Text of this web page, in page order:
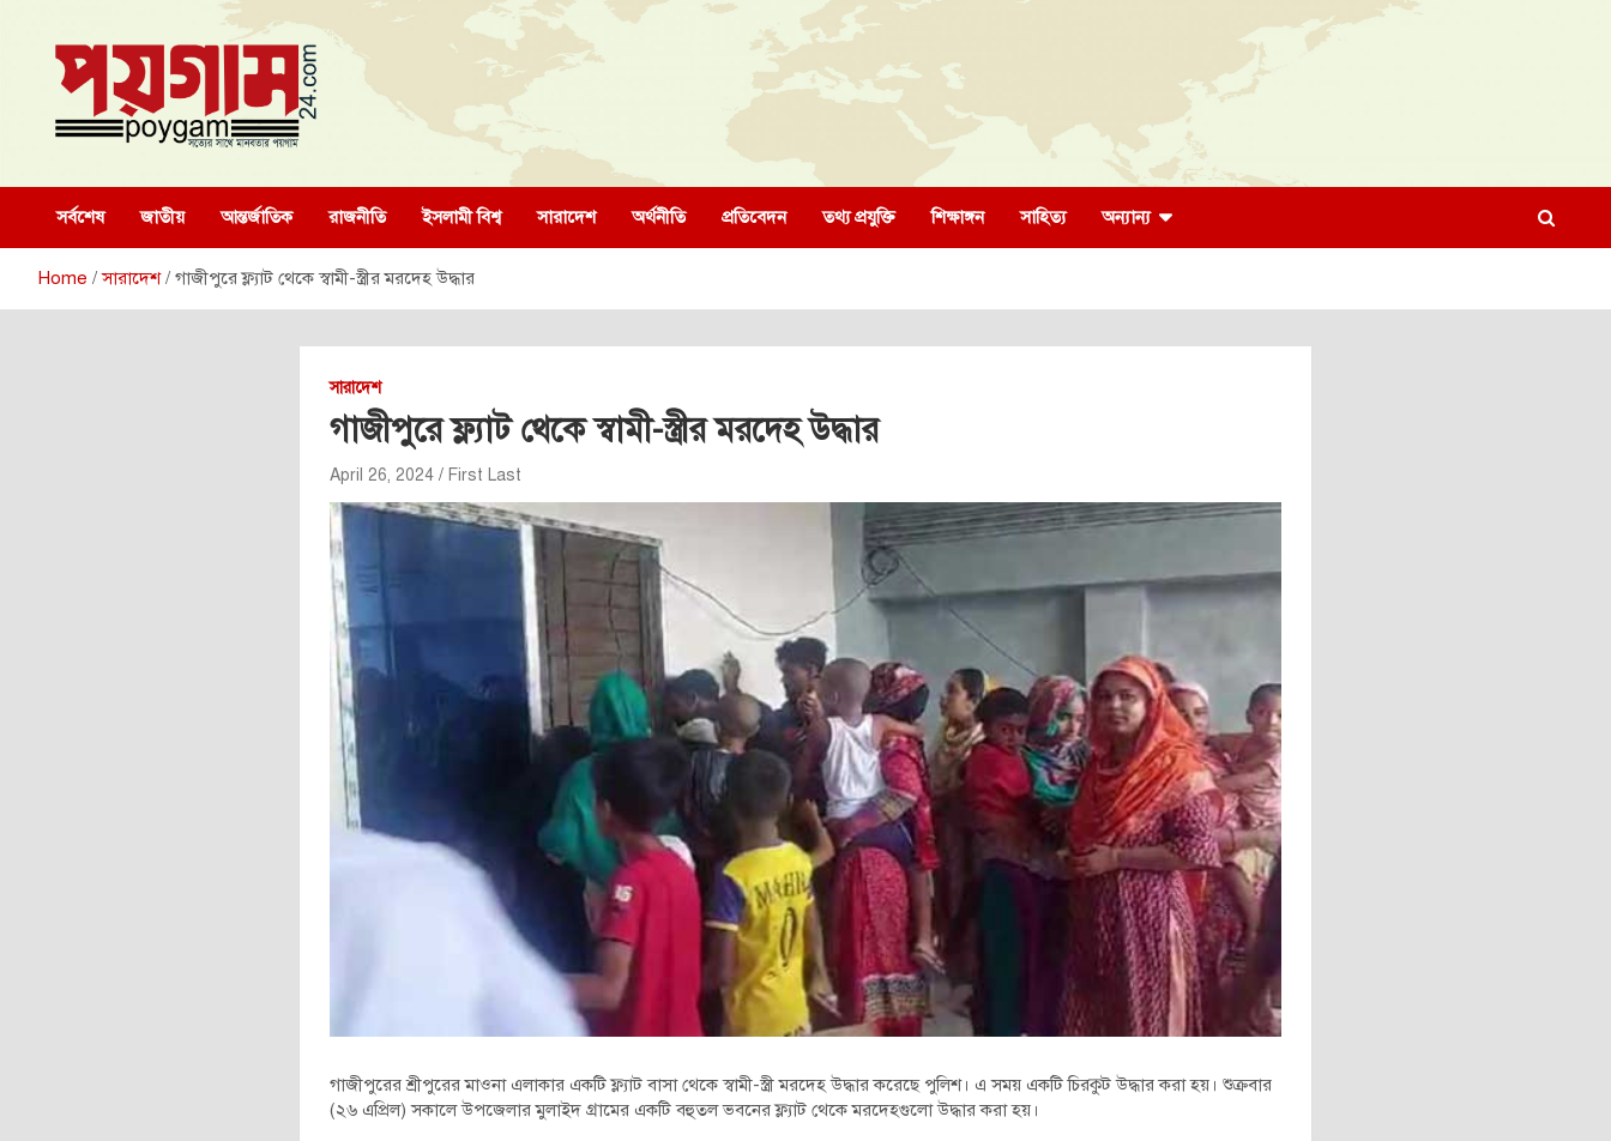
content
poygam24.com
সর্বশেষ জাতীয় আন্তর্জাতিক রাজনীতি ইসলামী বিশ্ব সারাদেশ অর্থনীতি প্রতিবেদন তথ্য প্রযুক্তি শিক্ষাঙ্গন সাহিত্য অন্যান্য
Home সারাদেশ গাজীপুরে ফ্ল্যাট থেকে স্বামী-স্ত্রীর মরদেহ উদ্ধার
সারাদেশ
গাজীপুরে ফ্ল্যাট থেকে স্বামী-স্ত্রীর মরদেহ উদ্ধার
April 26, 2024 First Last
গাজীপুরের শ্রীপুরের মাওনা এলাকার একটি ফ্ল্যাট বাসা থেকে স্বামী-স্ত্রী মরদেহ উদ্ধার করেছে পুলিশ। এ সময় একটি চিরকুট উদ্ধার করা হয়। শুক্রবার
(২৬ এপ্রিল) সকালে উপজেলার মুলাইদ গ্রামের একটি বহুতল ভবনের ফ্ল্যাট থেকে মরদেহগুলো উদ্ধার করা হয়।